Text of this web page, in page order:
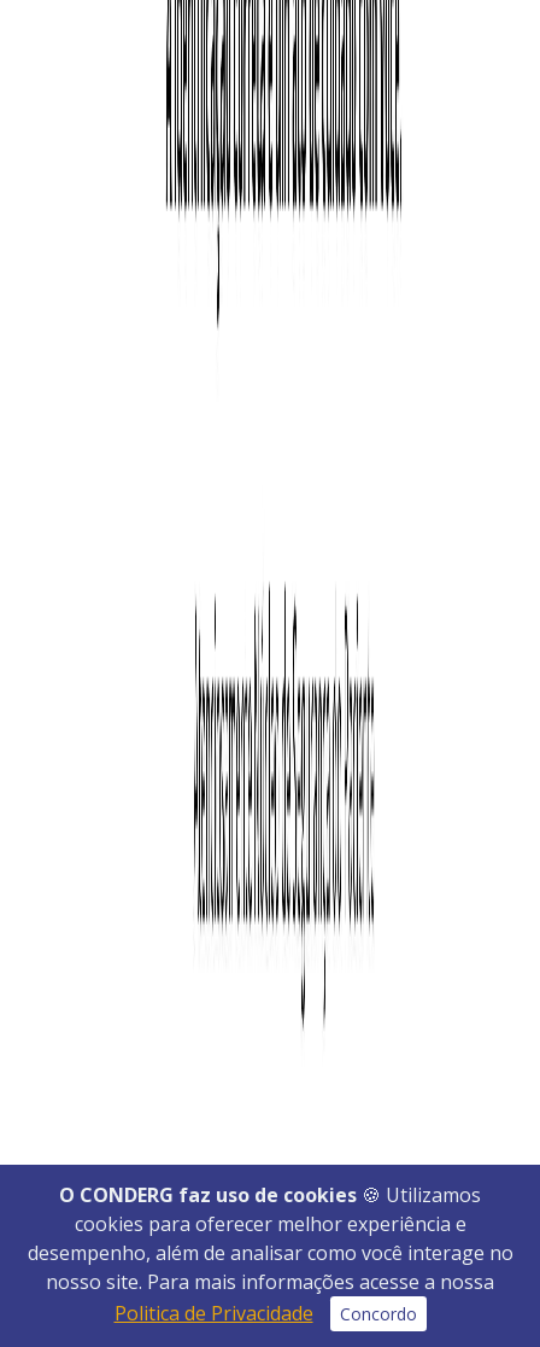
O CONDERG faz uso de cookies 🍪 Utilizamos
cookies para oferecer melhor experiência e
desempenho, além de analisar como você interage no
nosso site. Para mais informações acesse a nossa
Politica de Privacidade
Concordo